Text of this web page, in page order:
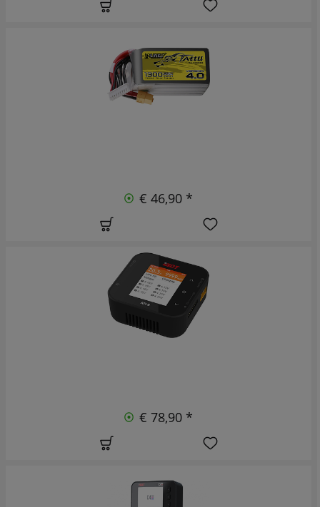
€ 46,90 *
€ 78,90 *